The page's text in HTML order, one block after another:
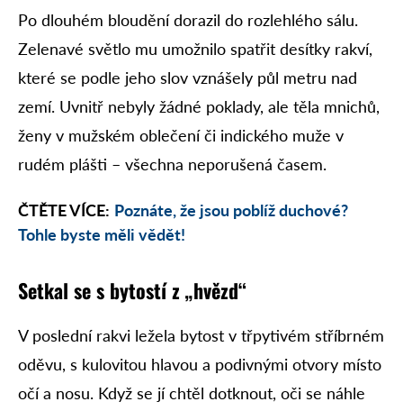
Po dlouhém bloudění dorazil do rozlehlého sálu.
Zelenavé světlo mu umožnilo spatřit desítky rakví,
které se podle jeho slov vznášely půl metru nad
zemí. Uvnitř nebyly žádné poklady, ale těla mnichů,
ženy v mužském oblečení či indického muže v
rudém plášti – všechna neporušená časem.
ČTĚTE VÍCE: Poznáte, že jsou poblíž duchové?
Tohle byste měli vědět!
Setkal se s bytostí z „hvězd“
V poslední rakvi ležela bytost v třpytivém stříbrném
oděvu, s kulovitou hlavou a podivnými otvory místo
očí a nosu. Když se jí chtěl dotknout, oči se náhle